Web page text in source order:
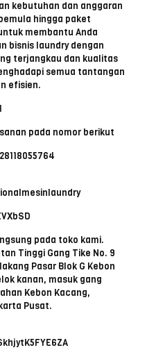
kebutuhan dan anggaran
hingga paket
membantu Anda
bisnis laundry dengan
terjangkau dan kualitas
semua tantangan
efisien.
pada nomor berikut
pada toko kami.
Tinggi Gang Tike No. 9
Pasar Blok G Kebon
kanan, masuk gang
Kebon Kacang,
Pusat.